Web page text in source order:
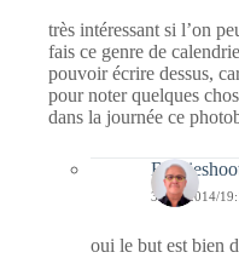
très intéressant si l’on
fais ce genre de
pouvoir écrire dessus,
pour noter quelques
dans la journée ce
30/12/2014/
oui le but est bien